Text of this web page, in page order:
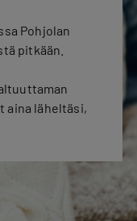
Pohjolan
pitkään.
aina läheltäsi,